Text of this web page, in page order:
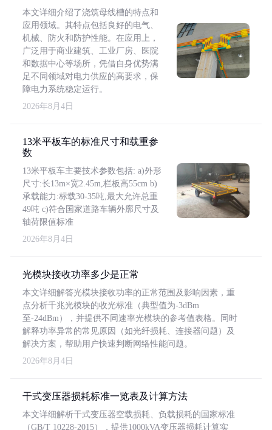
本文详细介绍了浇筑母线槽的特点和
应用领域。其特点包括良好的电气、
机械、防火和防护性能。在应用上，
广泛用于商业建筑、工业厂房、医院
和数据中心等场所，凭借自身优势满
足不同领域对电力供应的高要求，保
障电力系统稳定运行。
2026年8月4日
13米平板车的标准尺寸和载重参
数
13米平板车主要技术参数包括: a)外形
尺寸:长13m×宽2.45m,栏板高55cm b)
承载能力:标载30-35吨,最大允许总重
49吨 c)符合国家道路车辆外廓尺寸及
轴荷限值标准
2026年8月4日
光模块接收功率多少是正常
本文详细解答光模块接收功率的正常范围及影响因素，重
点分析千兆光模块的收光标准（典型值为-3dBm
至-24dBm），并提供不同速率光模块的参考值表格。同时
解释功率异常的常见原因（如光纤损耗、连接器问题）及
解决方案，帮助用户快速判断网络性能问题。
2026年8月4日
干式变压器损耗标准一览表及计算方法
本文详细解析干式变压器空载损耗、负载损耗的国家标准
（GB/T 10228-2015），提供1000kVA变压器损耗计算实